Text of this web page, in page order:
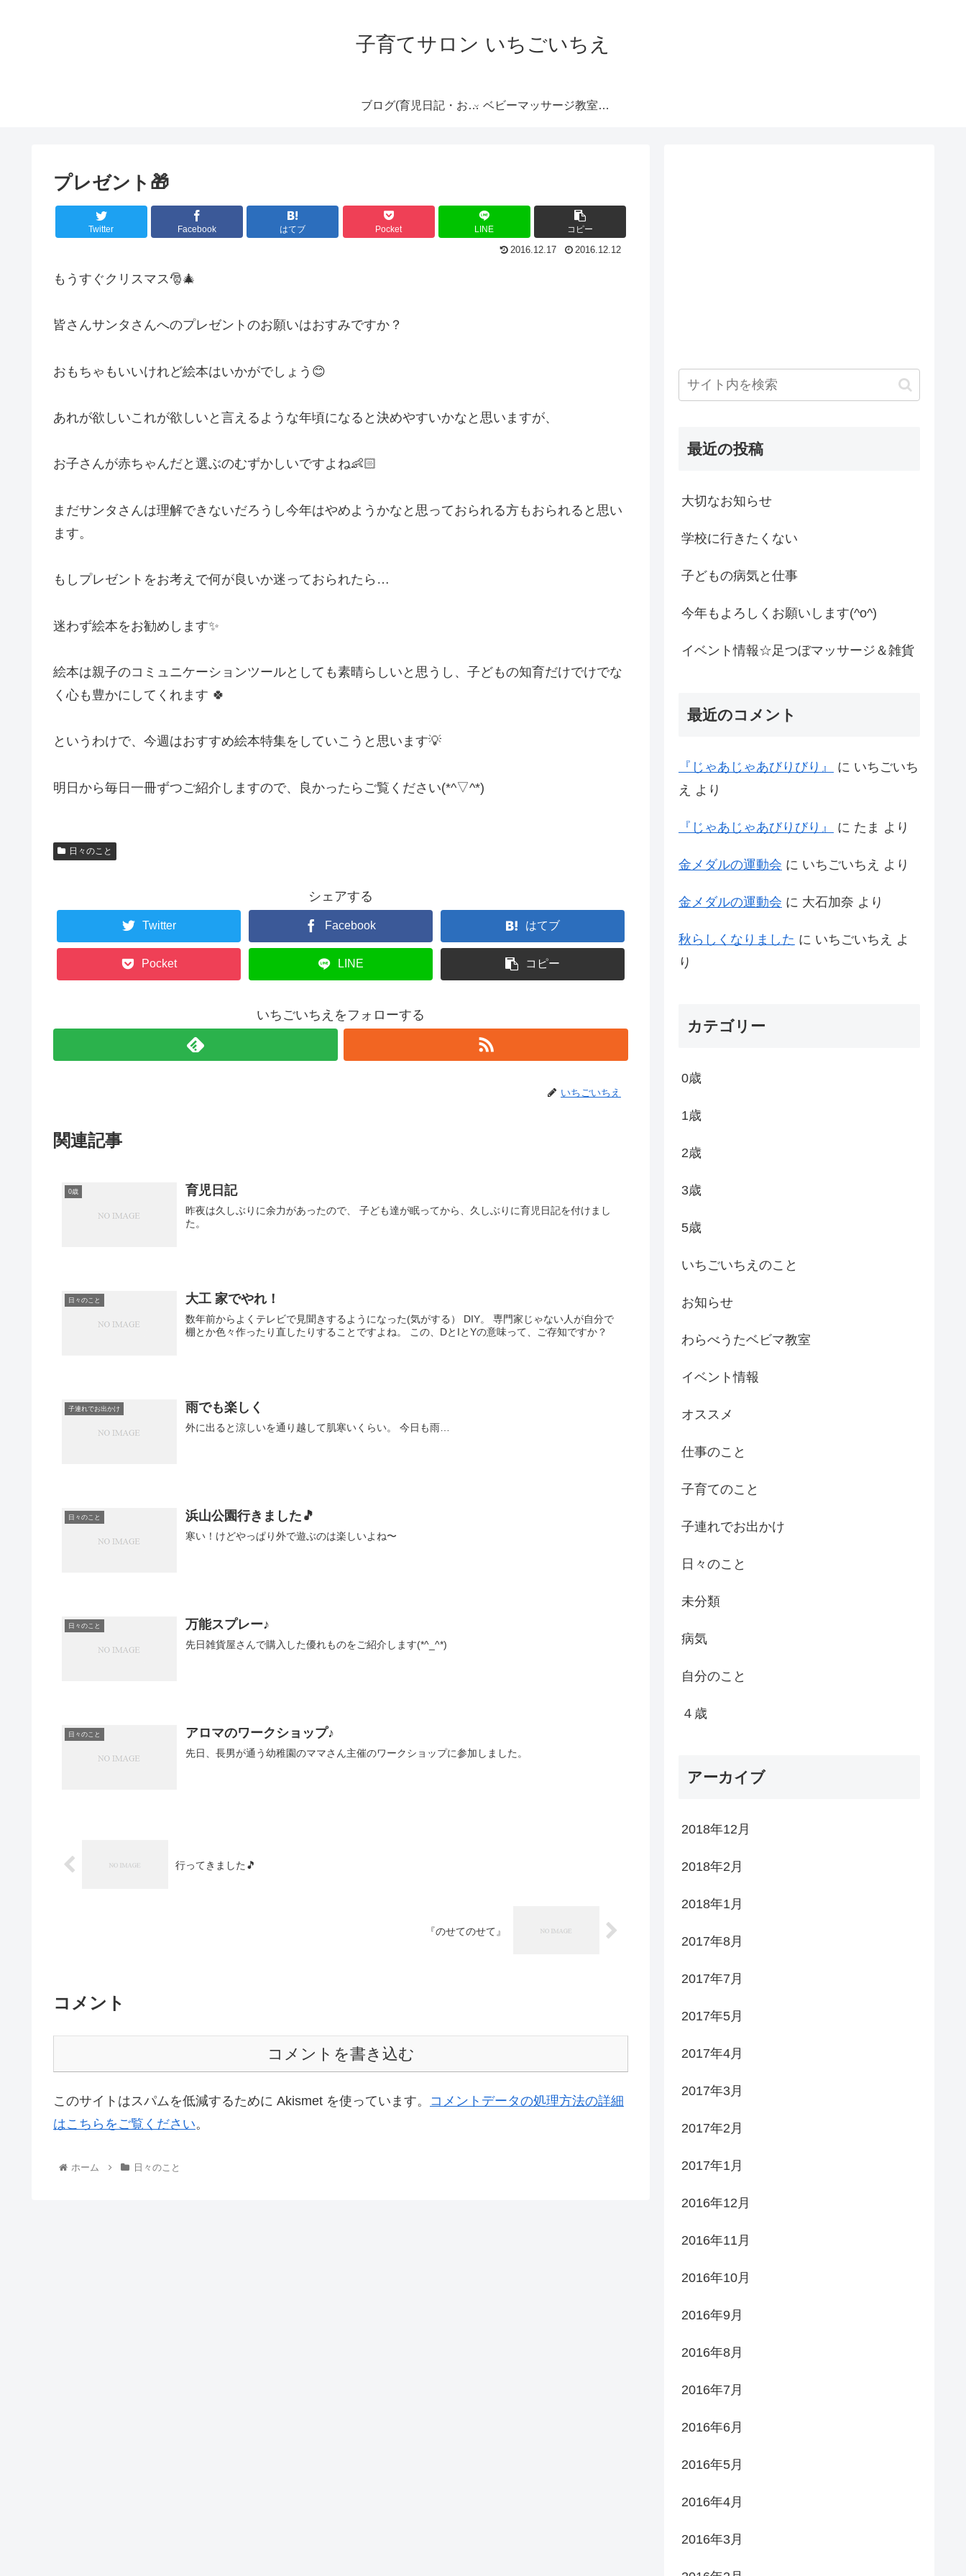
子育てサロン いちごいちえ
ブログ(育児日記・おす ベビーマッサージ教室の
プレゼント🎁
Twitter Facebook はてブ Pocket LINE コピー
2016.12.17 2016.12.12
もうすぐクリスマス🎅🎄
皆さんサンタさんへのプレゼントのお願いはおすみですか？
おもちゃもいいけれど絵本はいかがでしょう😊
あれが欲しいこれが欲しいと言えるような年頃になると決めやすいかなと思いますが、
お子さんが赤ちゃんだと選ぶのむずかしいですよね👶🏻
まだサンタさんは理解できないだろうし今年はやめようかなと思っておられる方もおられると思い
ます。
もしプレゼントをお考えで何が良いか迷っておられたら…
迷わず絵本をお勧めします✨
絵本は親子のコミュニケーションツールとしても素晴らしいと思うし、子どもの知育だけでけでな
く心も豊かにしてくれます 🍀
というわけで、今週はおすすめ絵本特集をしていこうと思います💡
明日から毎日一冊ずつご紹介しますので、良かったらご覧ください(*^▽^*)
日々のこと
シェアする
Twitter Facebook はてブ
Pocket LINE コピー
いちごいちえをフォローする
いちごいちえ
関連記事
0歳 育児日記
昨夜は久しぶりに余力があったので、 子ども達が眠ってから、久しぶりに育児日記を付けまし
た。
日々のこと 大工 家でやれ！
数年前からよくテレビで見聞きするようになった(気がする） DIY。 専門家じゃない人が自分で
棚とか色々作ったり直したりすることですよね。 この、DとIとYの意味って、ご存知ですか？
子連れでお出かけ 雨でも楽しく
外に出ると涼しいを通り越して肌寒いくらい。 今日も雨…
日々のこと 浜山公園行きました🎵
寒い！けどやっぱり外で遊ぶのは楽しいよね〜
日々のこと 万能スプレー♪
先日雑貨屋さんで購入した優れものをご紹介します(*^_^*)
日々のこと アロマのワークショップ♪
先日、長男が通う幼稚園のママさん主催のワークショップに参加しました。
行ってきました🎵
『のせてのせて』
コメント
コメントを書き込む
このサイトはスパムを低減するために Akismet を使っています。 コメントデータの処理方法の詳細
はこちらをご覧ください。
ホーム 日々のこと
最近の投稿
大切なお知らせ
学校に行きたくない
子どもの病気と仕事
今年もよろしくお願いします(^o^)
イベント情報☆足つぼマッサージ＆雑貨
最近のコメント
『じゃあじゃあびりびり』 に いちごいち
え
より
『じゃあじゃあびりびり』 に たま より
金メダルの運動会 に いちごいちえ より
金メダルの運動会 に 大石加奈 より
秋らしくなりました に いちごいちえ
よ
り
カテゴリー
0歳
1歳
2歳
3歳
5歳
いちごいちえのこと
お知らせ
わらべうたベビマ教室
イベント情報
オススメ
仕事のこと
子育てのこと
子連れでお出かけ
日々のこと
未分類
病気
自分のこと
４歳
アーカイブ
2018年12月
2018年2月
2018年1月
2017年8月
2017年7月
2017年5月
2017年4月
2017年3月
2017年2月
2017年1月
2016年12月
2016年11月
2016年10月
2016年9月
2016年8月
2016年7月
2016年6月
2016年5月
2016年4月
2016年3月